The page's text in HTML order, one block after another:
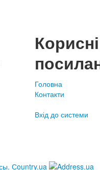
Корисні
Головна
Контакти
Вхід до системи